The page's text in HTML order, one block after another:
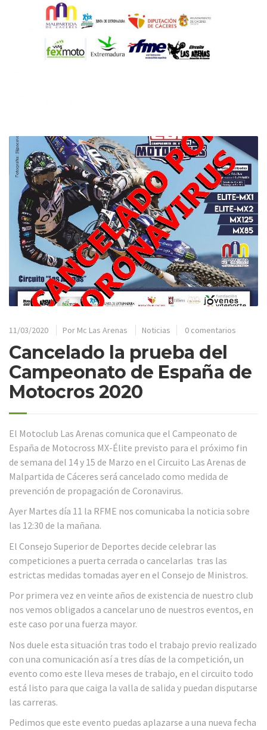
11/03/2020 Por Mc Las Arenas Noticias 0 comentarios
Cancelado la prueba del
Campeonato de España de
Motocros 2020
El Motoclub Las Arenas comunica que el Campeonato de
España de Motocross MX-Élite previsto para el próximo fin
de semana del 14 y 15 de Marzo en el Circuito Las Arenas de
Malpartida de Cáceres será cancelado como medida de
prevención de propagación de Coronavirus.
Ayer Martes día 11 la RFME nos comunicaba la noticia sobre
las 12:30 de la mañana.
El Consejo Superior de Deportes decide celebrar las
competiciones a puerta cerrada o cancelarlas tras las
estrictas medidas tomadas ayer en el Consejo de Ministros.
Por primera vez en veinte años de existencia de nuestro club
nos vemos obligados a cancelar uno de nuestros eventos, en
este caso por una fuerza mayor.
Nos duele esta situación tras todo el trabajo previo realizado
con una comunicación así a tres días de la competición, un
evento como este lleva meses de trabajo, en el circuito todo
está listo para que caiga la valla de salida y puedan disputarse
las carreras.
Pedimos que este evento puedas aplazarse a una nueva fecha